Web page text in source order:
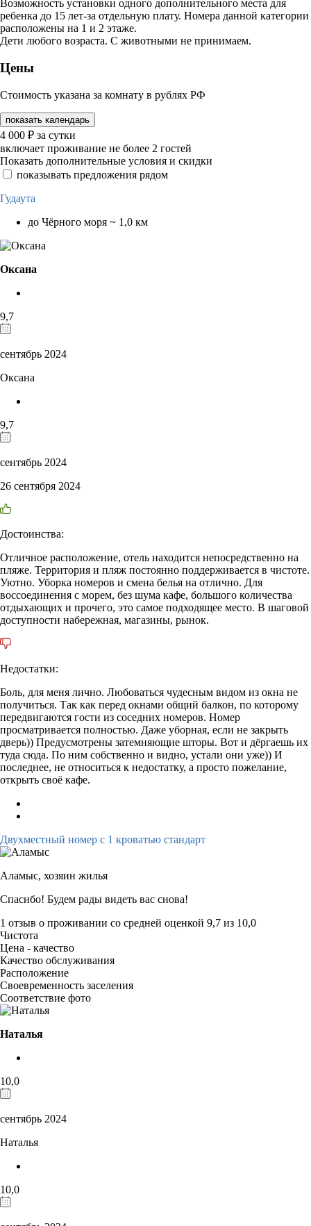
Возможность установки одного дополнительного места для
ребенка до 15 лет-за отдельную плату. Номера данной категории
расположены на 1 и 2 этаже.
Дети любого возраста. С животными не принимаем.
Цены
Стоимость указана за комнату в рублях РФ
показать календарь
4 000 ₽ за сутки
включает проживание не более 2 гостей
Показать дополнительные условия и скидки
показывать предложения рядом
Гудаута
до Чёрного моря ~ 1,0 км
Оксана
9,7
сентябрь 2024
Оксана
9,7
сентябрь 2024
26 сентября 2024
Достоинства:
Отличное расположение, отель находится непосредственно на
пляже. Территория и пляж постоянно поддерживается в чистоте.
Уютно. Уборка номеров и смена белья на отлично. Для
воссоединения с морем, без шума кафе, большого количества
отдыхающих и прочего, это самое подходящее место. В шаговой
доступности набережная, магазины, рынок.
Недостатки:
Боль, для меня лично. Любоваться чудесным видом из окна не
получиться. Так как перед окнами общий балкон, по которому
передвигаются гости из соседних номеров. Номер
просматривается полностью. Даже уборная, если не закрыть
дверь)) Предусмотрены затемняющие шторы. Вот и дёргаешь их
туда сюда. По ним собственно и видно, устали они уже)) И
последнее, не относиться к недостатку, а просто пожелание,
открыть своё кафе.
Двухместный номер с 1 кроватью стандарт
Аламыс, хозяин жилья
Спасибо! Будем рады видеть вас снова!
1 отзыв о проживании со средней оценкой 9,7 из 10,0
Чистота
Цена - качество
Качество обслуживания
Расположение
Своевременность заселения
Соответствие фото
Наталья
10,0
сентябрь 2024
Наталья
10,0